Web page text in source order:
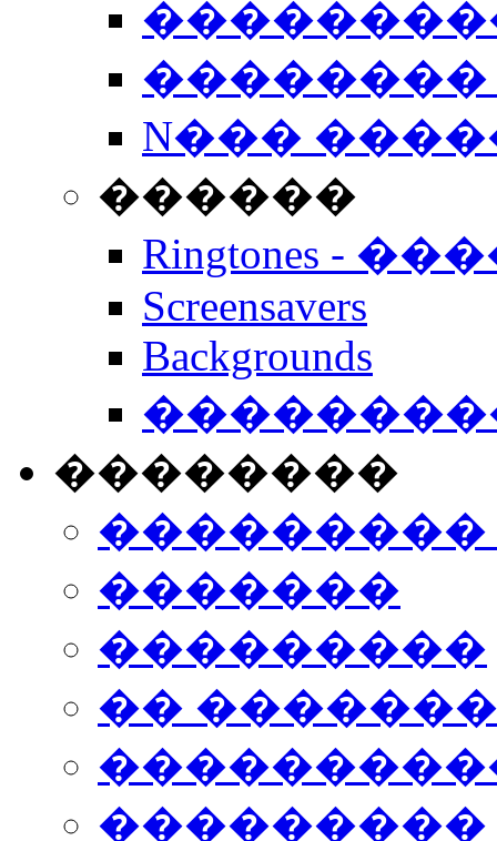
��������
N���
������
Ringtones -
Screensavers
Backgrounds
��������
���������
�������
���������
��
���������